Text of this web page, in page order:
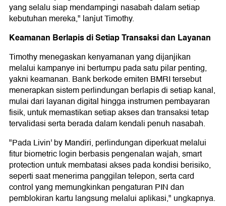
yang selalu siap mendampingi nasabah dalam setiap
kebutuhan mereka," lanjut Timothy.
Keamanan Berlapis di Setiap Transaksi dan Layanan
Timothy menegaskan kenyamanan yang dijanjikan
melalui kampanye ini bertumpu pada satu pilar penting,
yakni keamanan. Bank berkode emiten BMRI tersebut
menerapkan sistem perlindungan berlapis di setiap kanal,
mulai dari layanan digital hingga instrumen pembayaran
fisik, untuk memastikan setiap akses dan transaksi tetap
tervalidasi serta berada dalam kendali penuh nasabah.
"Pada Livin' by Mandiri, perlindungan diperkuat melalui
fitur biometric login berbasis pengenalan wajah, smart
protection untuk membatasi akses pada kondisi berisiko,
seperti saat menerima panggilan telepon, serta card
control yang memungkinkan pengaturan PIN dan
pemblokiran kartu langsung melalui aplikasi," ungkapnya.